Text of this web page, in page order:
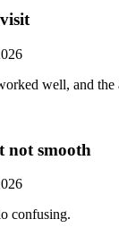
well, and
not smooth
confusing.